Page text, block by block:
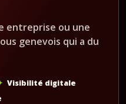
entreprise ou une
genevois qui a du
Visibilité digitale